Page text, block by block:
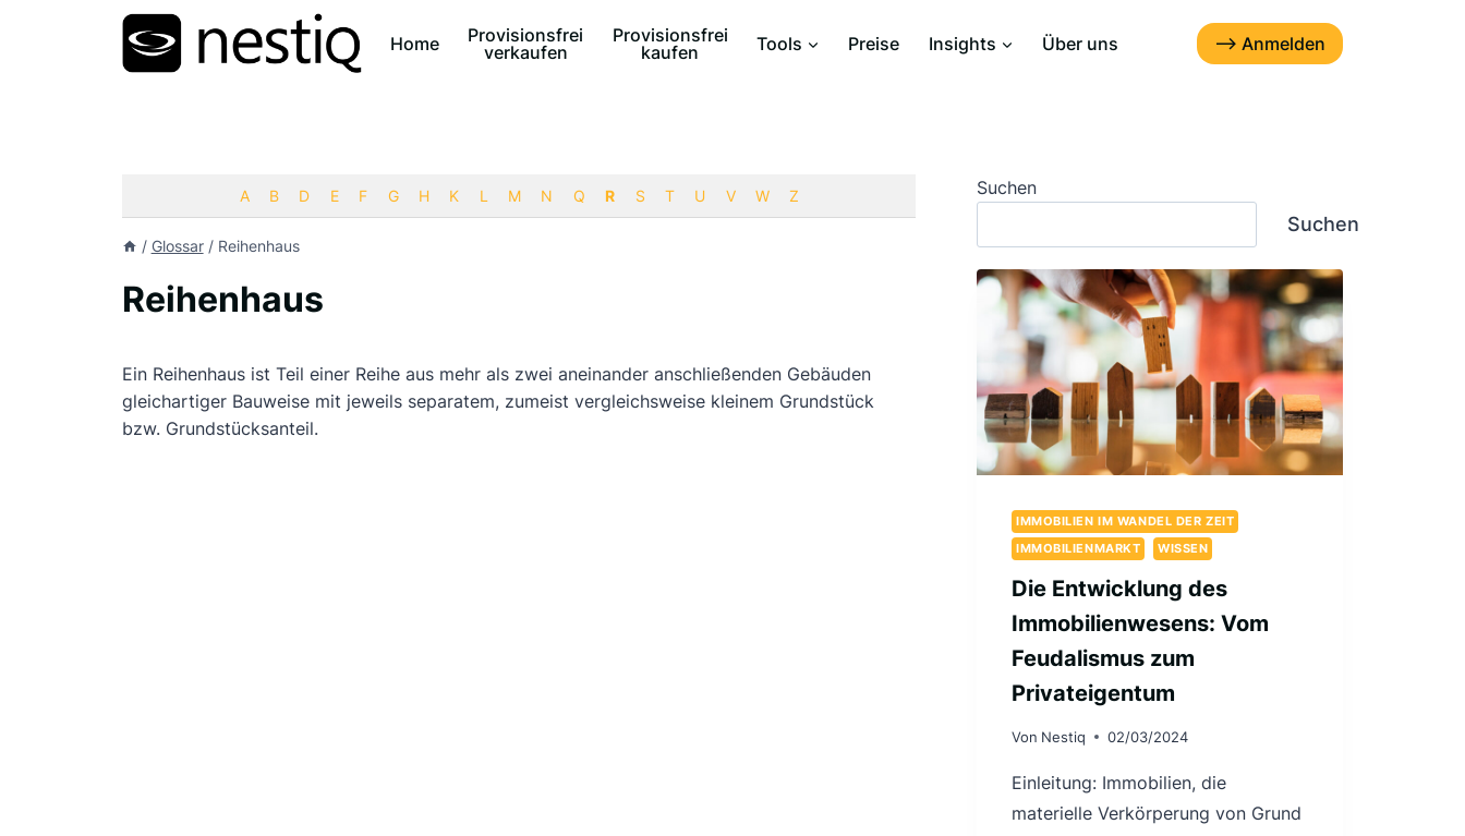
Home
Provisionsfrei
verkaufen
Provisionsfrei
kaufen
Tools Preise Insights Über uns --> Anmelden
A B D E F G H K L M N Q R S T U V W Z
/ Glossar / Reihenhaus
Reihenhaus
Ein Reihenhaus ist Teil einer Reihe aus mehr als zwei aneinander anschließenden Gebäuden
gleichartiger Bauweise mit jeweils separatem, zumeist vergleichsweise kleinem Grundstück
bzw. Grundstücksanteil.
Suchen
Suchen
IMMOBILIEN IM WANDEL DER ZEIT
IMMOBILIENMARKT
WISSEN
Die Entwicklung des
Immobilienwesens: Vom
Feudalismus zum
Privateigentum
Von Nestiq 02/03/2024
Einleitung: Immobilien, die
materielle Verkörperung von Grund